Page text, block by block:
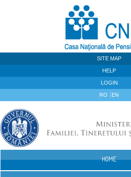
SITE MAP
HELP
LOGIN
RO EN
HOME